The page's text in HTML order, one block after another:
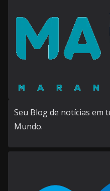
Seu Blog de notícias em
Mundo.